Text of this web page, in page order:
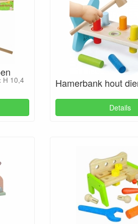
H 10,4 Hamerbank hout
Details